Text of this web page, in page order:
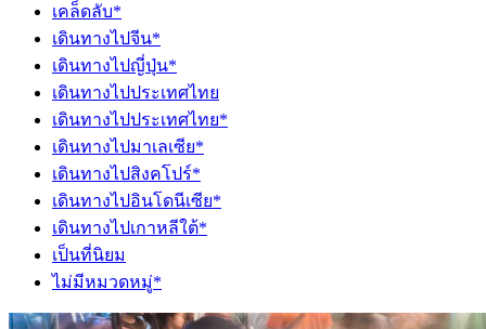
เคล็ดลับ*
เดินทางไปจีน*
เดินทางไปญี่ปุ่น*
เดินทางไปประเทศไทย
เดินทางไปประเทศไทย*
เดินทางไปมาเลเซีย*
เดินทางไปสิงคโปร์*
เดินทางไปอินโดนีเซีย*
เดินทางไปเกาหลีใต้*
เป็นที่นิยม
ไม่มีหมวดหมู่*